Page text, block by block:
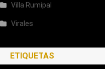
Villa Rumipal
Virales
ETIQUETAS